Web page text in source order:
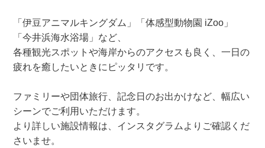
「伊豆アニマルキングダム」「体感型動物園 iZoo」
「今井浜海水浴場」など、
各種観光スポットや海岸からのアクセスも良く、一日の
疲れを癒したいときにピッタリです。
ファミリーや団体旅行、記念日のお出かけなど、幅広い
シーンでご利用いただけます。
より詳しい施設情報は、インスタグラムよりご確認くだ
さいませ。